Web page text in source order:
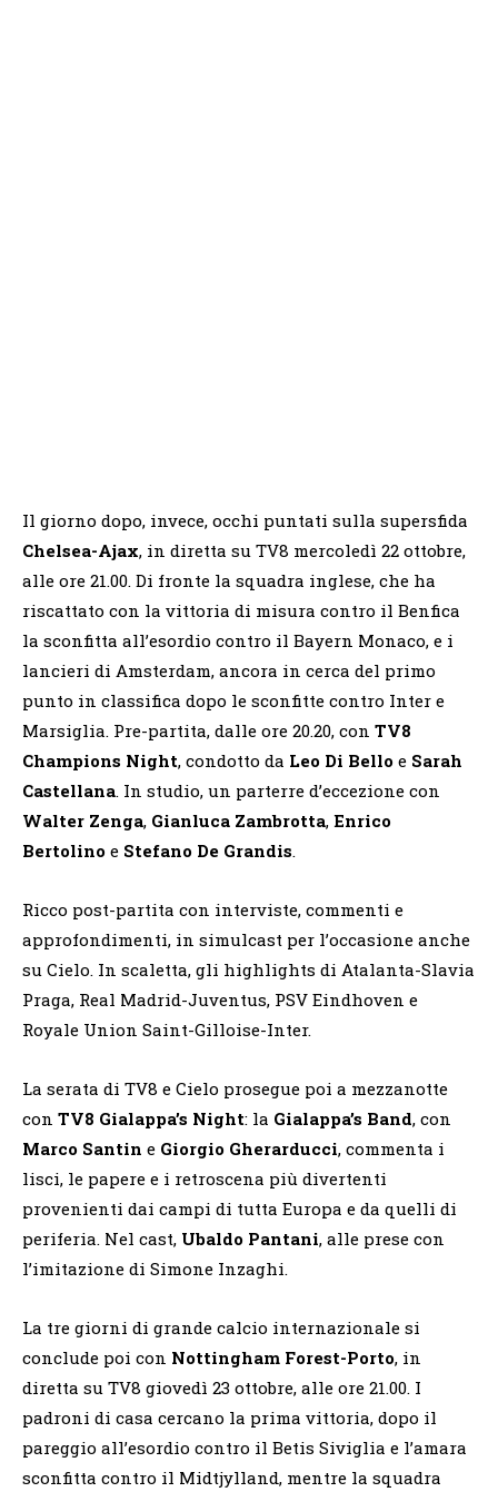
Il giorno dopo, invece, occhi puntati sulla supersfida
Chelsea-Ajax, in diretta su TV8 mercoledì 22 ottobre,
alle ore 21.00. Di fronte la squadra inglese, che ha
riscattato con la vittoria di misura contro il Benfica
la sconfitta all’esordio contro il Bayern Monaco, e i
lancieri di Amsterdam, ancora in cerca del primo
punto in classifica dopo le sconfitte contro Inter e
Marsiglia. Pre-partita, dalle ore 20.20, con TV8
Champions Night, condotto da Leo Di Bello e Sarah
Castellana. In studio, un parterre d’eccezione con
Walter Zenga, Gianluca Zambrotta, Enrico
Bertolino e Stefano De Grandis.
Ricco post-partita con interviste, commenti e
approfondimenti, in simulcast per l’occasione anche
su Cielo. In scaletta, gli highlights di Atalanta-Slavia
Praga, Real Madrid-Juventus, PSV Eindhoven e
Royale Union Saint-Gilloise-Inter.
La serata di TV8 e Cielo prosegue poi a mezzanotte
con TV8 Gialappa’s Night: la Gialappa’s Band, con
Marco Santin e Giorgio Gherarducci, commenta i
lisci, le papere e i retroscena più divertenti
provenienti dai campi di tutta Europa e da quelli di
periferia. Nel cast, Ubaldo Pantani, alle prese con
l’imitazione di Simone Inzaghi.
La tre giorni di grande calcio internazionale si
conclude poi con Nottingham Forest-Porto, in
diretta su TV8 giovedì 23 ottobre, alle ore 21.00. I
padroni di casa cercano la prima vittoria, dopo il
pareggio all’esordio contro il Betis Siviglia e l’amara
sconfitta contro il Midtjylland, mentre la squadra